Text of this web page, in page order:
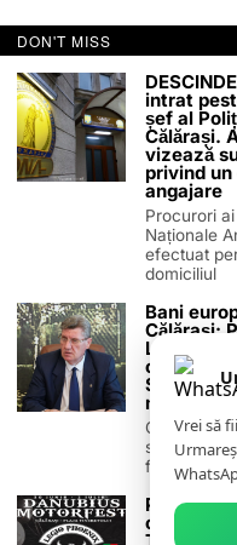
13 februarie 2026
Proiectul de 400 de
canalizare, confirmat
reacționează după
TERMENI ȘI CONDIȚII
PUBLICITATE ONLINE &
ZIARUL
Vrei să
DON'T MISS
intrat
șef al
Călărași.
vizează
privind
angajare
Procurori
Naționale
efectuat
domiciliul
Bani
Călărași:
Laurențiu
Sud-
noi
Călărașul
să intre pe
finanțărilor
Primul
cultural